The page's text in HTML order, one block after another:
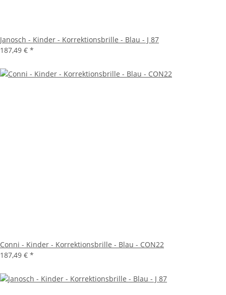
Janosch - Kinder - Korrektionsbrille - Blau - J 87
187,49 € *
Conni - Kinder - Korrektionsbrille - Blau - CON22
187,49 € *